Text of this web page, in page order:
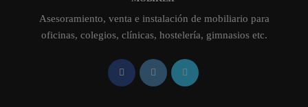
Asesoramiento, venta e instalación de mobiliario para
oficinas, colegios, clínicas, hostelería, gimnasios etc.